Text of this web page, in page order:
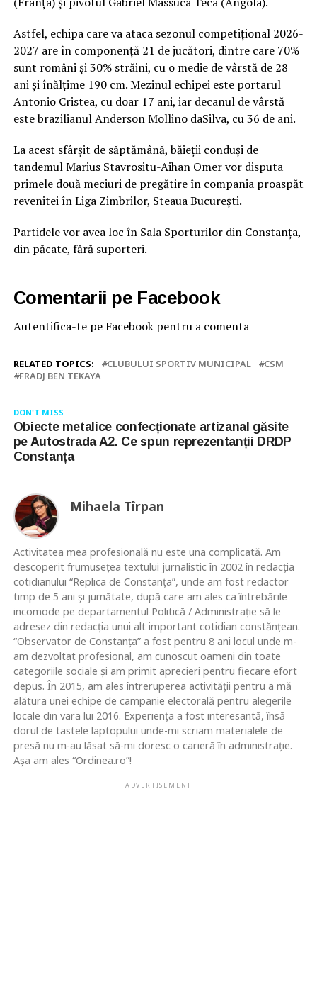
Astfel, echipa care va ataca sezonul competițional 2026-
2027 are în componență 21 de jucători, dintre care 70%
sunt români și 30% străini, cu o medie de vârstă de 28
ani și înălțime 190 cm. Mezinul echipei este portarul
Antonio Cristea, cu doar 17 ani, iar decanul de vârstă
este brazilianul Anderson Mollino daSilva, cu 36 de ani.
La acest sfârșit de săptămână, băieții conduși de
tandemul Marius Stavrositu-Aihan Omer vor disputa
primele două meciuri de pregătire în compania proaspăt
revenitei în Liga Zimbrilor, Steaua București.
Partidele vor avea loc în Sala Sporturilor din Constanța,
din păcate, fără suporteri.
Comentarii pe Facebook
Autentifica-te pe Facebook pentru a comenta
RELATED TOPICS: CLUBULUI SPORTIV MUNICIPAL
CSM
FRADJ BEN TEKAYA
DON'T MISS
Obiecte metalice confecționate artizanal găsite
pe Autostrada A2. Ce spun reprezentanții DRDP
Constanța
Mihaela Tîrpan
Activitatea mea profesională nu este una complicată. Am
descoperit frumusețea textului jurnalistic în 2002 în redacția
cotidianului “Replica de Constanța”, unde am fost redactor
timp de 5 ani și jumătate, după care am ales ca întrebările
incomode pe departamentul Politică / Administrație să le
adresez din redacția unui alt important cotidian constănțean.
“Observator de Constanța” a fost pentru 8 ani locul unde m-
am dezvoltat profesional, am cunoscut oameni din toate
categoriile sociale și am primit aprecieri pentru fiecare efort
depus. În 2015, am ales întreruperea activității pentru a mă
alătura unei echipe de campanie electorală pentru alegerile
locale din vara lui 2016. Experiența a fost interesantă, însă
dorul de tastele laptopului unde-mi scriam materialele de
presă nu m-au lăsat să-mi doresc o carieră în administrație.
Așa am ales “Ordinea.ro”!
ADVERTISEMENT